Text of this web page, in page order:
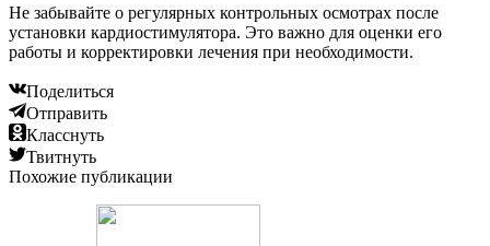
Не забывайте о регулярных контрольных осмотрах после
установки кардиостимулятора. Это важно для оценки его
работы и корректировки лечения при необходимости.
Поделиться
Отправить
Класснуть
Твитнуть
Похожие публикации